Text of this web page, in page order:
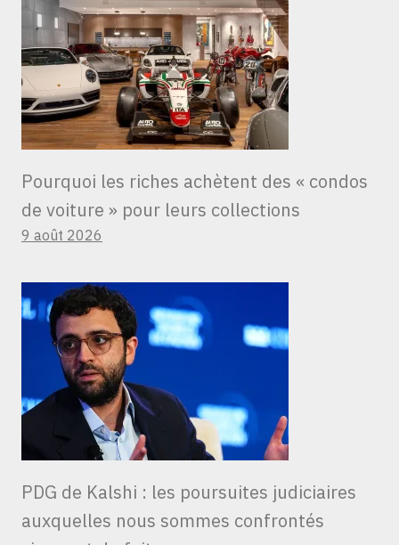
Pourquoi les riches achètent des « condos
de voiture » ​​pour leurs collections
9 août 2026
PDG de Kalshi : les poursuites judiciaires
auxquelles nous sommes confrontés